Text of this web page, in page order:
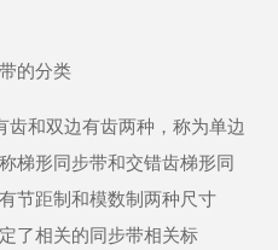
齿和双边有齿两种，称为单边
梯形同步带和交错齿梯形同
节距制和模数制两种尺寸
了相关的同步带相关标